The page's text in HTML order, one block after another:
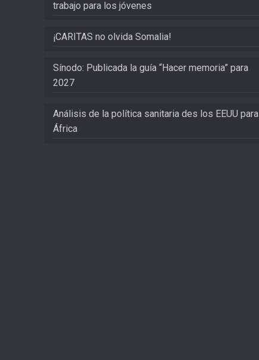
trabajo para los jóvenes
¡CARITAS no olvida Somalia!
Sínodo: Publicada la guía “Hacer memoria” para
2027
Análisis de la política sanitaria des los EEUU para
África